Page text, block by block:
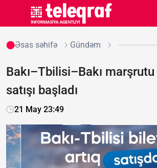
Əsas səhifə Gündəm
Bakı–Tbilisi–Bakı
satışı başladı
21 May 23:49